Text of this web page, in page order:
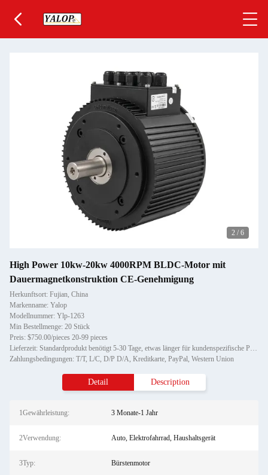
2 / 6
High Power 10kw-20kw 4000RPM BLDC-Motor mit
Dauermagnetkonstruktion CE-Genehmigung
Herkunftsort: Fujian, China
Markenname: Yalop
Modellnummer: Ylp-1263
Min Bestellmenge: 20 Stück
Preis: $750.00/pieces 20-99 pieces
Lieferzeit: Standardprodukt benötigt 5-30 Tage, etwas länger für kundenspezifische Produkte.
Zahlungsbedingungen: T/T, L/C, D/P D/A, Kreditkarte, PayPal, Western Union
Detail Description
1Gewährleistung: 3 Monate-1 Jahr
2Verwendung: Auto, Elektrofahrrad, Haushaltsgerät
3Typ: Bürstenmotor